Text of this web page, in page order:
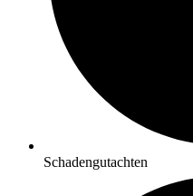
Schadengutachten